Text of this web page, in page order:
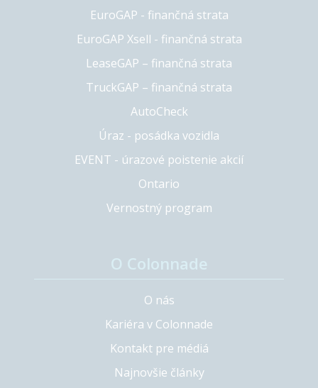
EuroGAP - finančná strata
EuroGAP Xsell - finančná strata
LeaseGAP – finančná strata
TruckGAP – finančná strata
AutoCheck
Úraz - posádka vozidla
EVENT - úrazové poistenie akcií
Ontario
Vernostný program
O nás
Kariéra v Colonnade
Kontakt pre médiá
Najnovšie články